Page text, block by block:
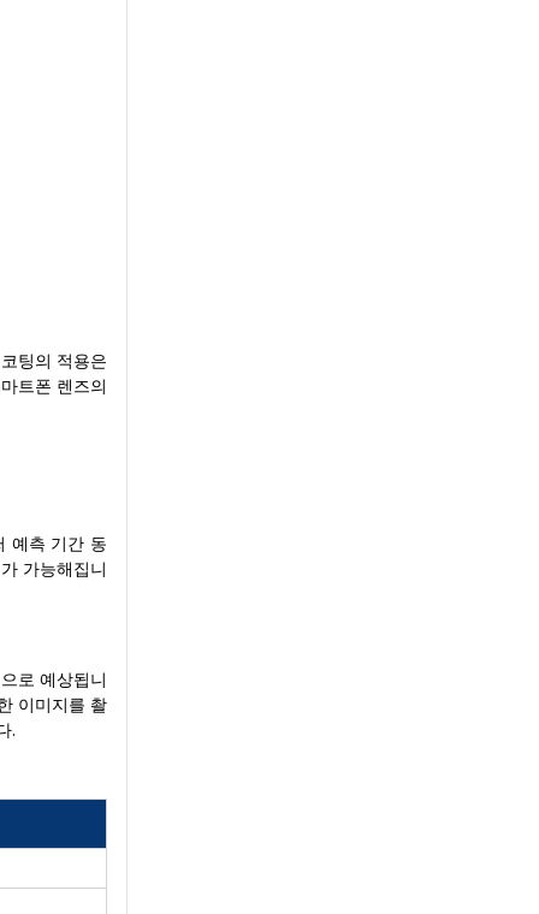
팅의 적용은
트폰 렌즈의
예측 기간 동
가능해집니
로 예상됩니
이미지를 촬
.